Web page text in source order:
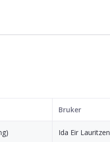
Bruker
Ida Eir Lauritzen